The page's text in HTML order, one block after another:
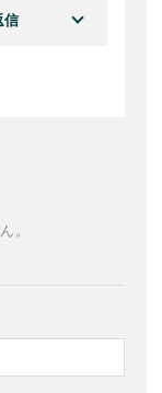
信
。